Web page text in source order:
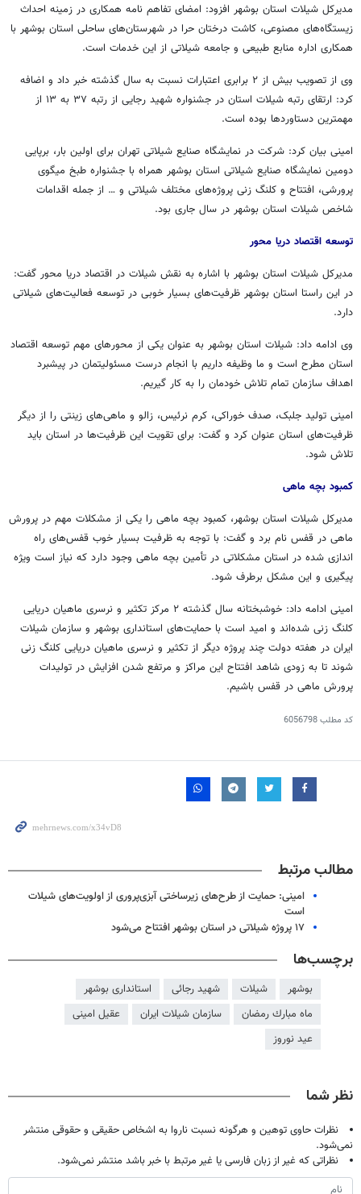
مدیرکل شیلات استان بوشهر افزود: امضای تفاهم نامه همکاری در زمینه احداث
زیستگاه‌های مصنوعی، کاشت درختان حرا در شهرستان‌های ساحلی استان بوشهر با
همکاری اداره منابع طبیعی و جامعه شیلاتی از این خدمات است.
وی از تصویب بیش از ۲ برابری اعتبارات نسبت به سال گذشته خبر داد و اضافه
کرد: ارتقای رتبه شیلات استان در جشنواره شهید رجایی از رتبه ۳۷ به ۱۳ از
مهمترین دستاوردها بوده است.
امینی بیان کرد: شرکت در نمایشگاه صنایع شیلاتی تهران برای اولین بار، برپایی
دومین نمایشگاه صنایع شیلاتی استان بوشهر همراه با جشنواره طبخ میگوی
پرورشی، افتتاح و کلنگ زنی پروژه‌های مختلف شیلاتی و … از جمله اقدامات
شاخص شیلات استان بوشهر در سال جاری بود.
توسعه اقتصاد دریا محور
مدیرکل شیلات استان بوشهر با اشاره به نقش شیلات در اقتصاد دریا محور گفت:
در این راستا استان بوشهر ظرفیت‌های بسیار خوبی در توسعه فعالیت‌های شیلاتی
دارد.
وی ادامه داد: شیلات استان بوشهر به عنوان یکی از محورهای مهم توسعه اقتصاد
استان مطرح است و ما وظیفه داریم با انجام درست مسئولیتمان در پیشبرد
اهداف سازمان تمام تلاش خودمان را به کار گیریم.
امینی تولید جلبک، صدف خوراکی، کرم نرئیس، زالو و ماهی‌های زینتی را از دیگر
ظرفیت‌های استان عنوان کرد و گفت: برای تقویت این ظرفیت‌ها در استان باید
تلاش شود.
کمبود بچه ماهی
مدیرکل شیلات استان بوشهر، کمبود بچه ماهی را یکی از مشکلات مهم در پرورش
ماهی در قفس نام برد و گفت: با توجه به ظرفیت بسیار خوب قفس‌های راه
اندازی شده در استان مشکلاتی در تأمین بچه ماهی وجود دارد که نیاز است ویژه
پیگیری و این مشکل برطرف شود.
امینی ادامه داد: خوشبختانه سال گذشته ۲ مرکز تکثیر و
نرسری ماهیان دریایی
کلنگ زنی شده‌اند و امید است با حمایت‌های استانداری بوشهر و سازمان شیلات
ایران در هفته دولت چند پروژه دیگر از تکثیر و نرسری ماهیان دریایی کلنگ زنی
شوند تا به زودی شاهد افتتاح این مراکز و مرتفع شدن افزایش در تولیدات
پرورش ماهی در قفس باشیم.
کد مطلب6056798
مطالب مرتبط
امینی: حمایت از طرح‌های زیرساختی آبزی‌پروری از اولویت‌های شیلات
است
۱۷ پروژه شیلاتی در استان بوشهر افتتاح می‌شود
برچسب‌ها
بوشهر شیلات شهید رجائی
استانداری بوشهر
ماه مبارك رمضان
سازمان شیلات ایران
عقیل امینی
عید نوروز
نظر شما
نظرات حاوی توهین و هرگونه نسبت ناروا به اشخاص حقیقی و حقوقی منتشر
نمی‌شود.
نظراتی که غیر از زبان فارسی یا غیر مرتبط با خبر باشد منتشر نمی‌شود.